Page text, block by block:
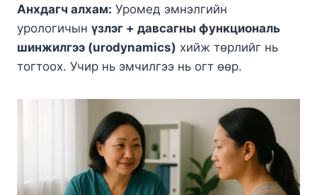
Анхдагч алхам: Уромед эмнэлгийн
урологичын үзлэг + давсагны функциональ
шинжилгээ (urodynamics) хийж төрлийг нь
тогтоох. Учир нь эмчилгээ нь огт өөр.